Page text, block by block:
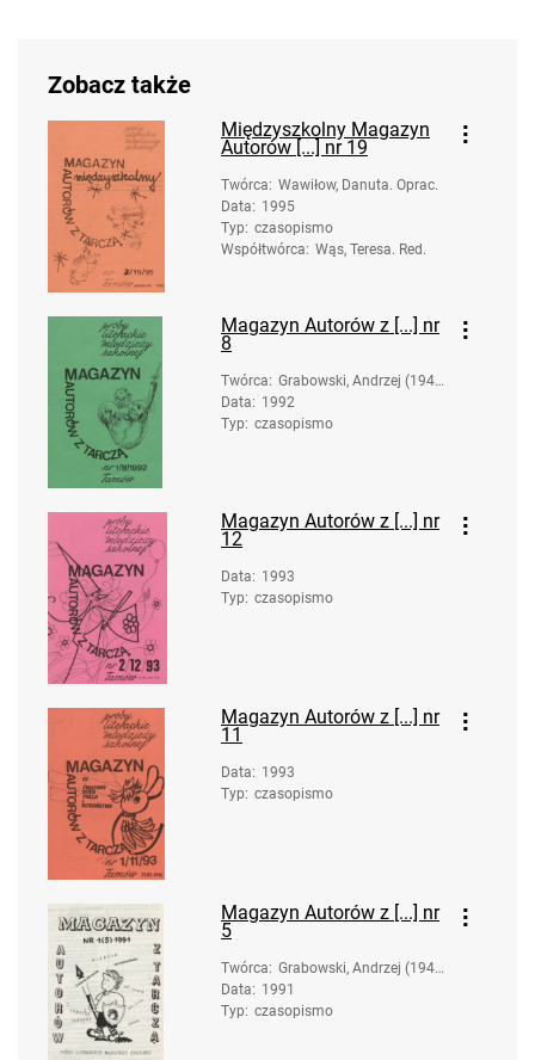
Zobacz także
Międzyszkolny Magazyn
Autorów [...] nr 19
Twórca: Wawiłow, Danuta. Oprac.
Data: 1995
Typ: czasopismo
Współtwórca: Wąs, Teresa. Red.
Magazyn Autorów z [...] nr
8
Twórca: Grabowski, Andrzej (1947
- ). Oprac.
Data: 1992
Typ: czasopismo
Magazyn Autorów z [...] nr
12
Data: 1993
Typ: czasopismo
Magazyn Autorów z [...] nr
11
Data: 1993
Typ: czasopismo
Magazyn Autorów z [...] nr
5
Twórca: Grabowski, Andrzej (1947
- ). Oprac.
Data: 1991
Typ: czasopismo